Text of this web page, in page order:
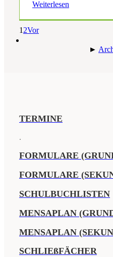
Weiterlesen
1 2Vor
►
TERMINE
.
FORMULARE
FORMULARE
SCHULBUCHLISTEN
MENSAPLAN
MENSAPLAN
SCHLIEßFÄCHER